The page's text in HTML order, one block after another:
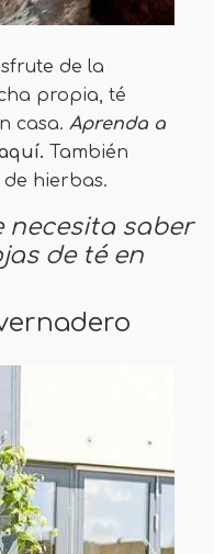
de la
propia, té
casa. Aprenda a
También
hierbas.
necesita saber
de té en